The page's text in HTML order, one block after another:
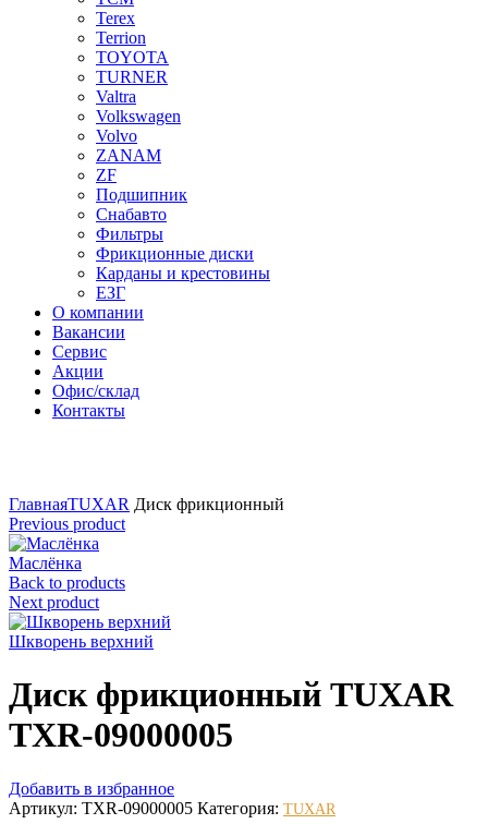
Terex
Terrion
TOYOTA
TURNER
Valtra
Volkswagen
Volvo
ZANAM
ZF
Подшипник
Снабавто
Фильтры
Фрикционные диски
Карданы и крестовины
ЕЗГ
О компании
Вакансии
Сервис
Акции
Офис/склад
Контакты
ГлавнаяTUXAR Диск фрикционный
Previous product
Маслёнка
Back to products
Next product
Шкворень верхний
Диск фрикционный TUXAR
TXR-09000005
Добавить в избранное
Артикул: TXR-09000005 Категория: TUXAR